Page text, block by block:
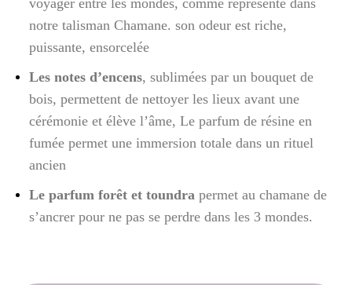
notre talisman Chamane. son odeur est riche,
puissante, ensorcelée
Les notes d’encens, sublimées par un bouquet de
bois, permettent de nettoyer les lieux avant une
cérémonie et élève l’âme, Le parfum de résine en
fumée permet une immersion totale dans un rituel
ancien
Le parfum forêt et toundra permet au chamane de
s’ancrer pour ne pas se perdre dans les 3 mondes.